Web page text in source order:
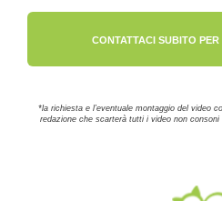
CONTATTACI SUBITO
*la richiesta e l’eventuale montaggio del video
redazione che scarterà tutti i video non